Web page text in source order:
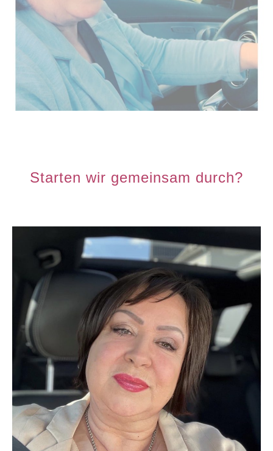
Starten wir gemeinsam durch?​